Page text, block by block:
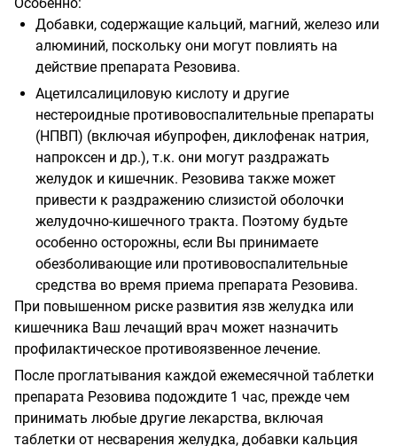
Добавки, содержащие кальций, магний, железо или
алюминий, поскольку они могут повлиять на
действие препарата Резовива.
Ацетилсалициловую кислоту и другие
нестероидные противовоспалительные препараты
(НПВП) (включая ибупрофен, диклофенак натрия,
напроксен и др.), т.к. они могут раздражать
желудок и кишечник. Резовива также может
привести к раздражению слизистой оболочки
желудочно-кишечного тракта. Поэтому будьте
особенно осторожны, если Вы принимаете
обезболивающие или противовоспалительные
средства во время приема препарата Резовива.
При повышенном риске развития язв желудка или
кишечника Ваш лечащий врач может назначить
профилактическое противоязвенное лечение.
После проглатывания каждой ежемесячной таблетки
препарата Резовива подождите 1 час, прежде чем
принимать любые другие лекарства, включая
таблетки от несварения желудка, добавки кальция